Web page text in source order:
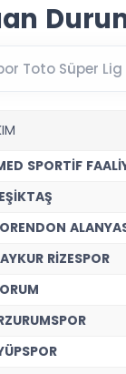
SPORTİF
RİZESPOR